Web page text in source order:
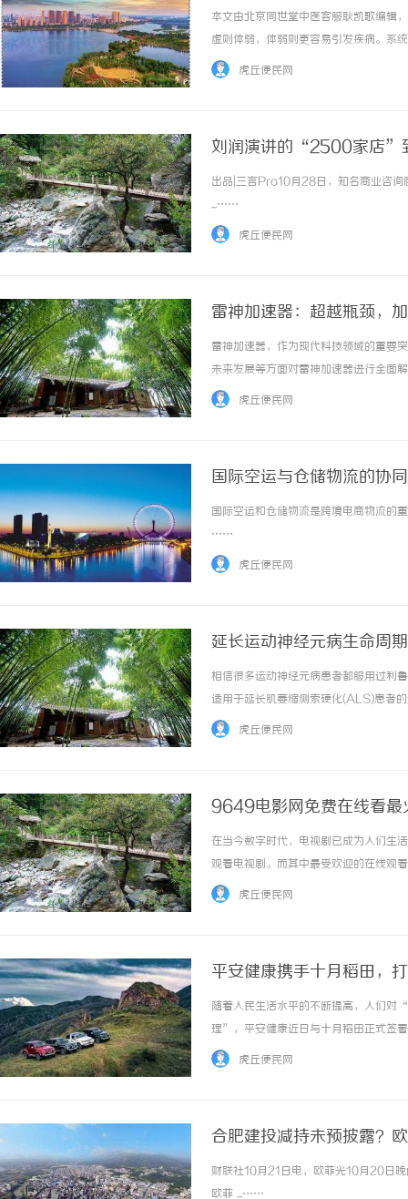
本文由北京同世堂中医客服耿凯歌编辑
虚则体弱，体弱则更容易引发疾病。系
肾是治疗系统性硬皮病的重要方法之一
虎丘便民网
刘润演讲的“2500家店”
出品|三言Pro10月28日，知名商业咨
...……
虎丘便民网
雷神加速器：超越瓶颈，
雷神加速器，作为现代科技领域的重要
未来发展等方面对雷神加速器进行全面
加和量子纠缠等特性，极大地提高了计
虎丘便民网
国际空运与仓储物流的协
国际空运和仓储物流是跨境电商物流的
……
虎丘便民网
延长运动神经元病生命周
相信很多运动神经元病患者都服用过利
适用于延长肌萎缩侧索硬化(ALS)患者
唑可延长ALS患者的存活期。存活的定
虎丘便民网
9649电影网免费在线看最
在当今数字时代，电视剧已成为人们生
观看电视剧。而其中最受欢迎的在线观
剧的平台。它集合了众多热门电视剧资
虎丘便民网
平安健康携手十月稻田，
随着人民生活水平的不断提高，人们
理”，平安健康近日与十月稻田正式签
营养管理，为广大用户提供更加安全有
虎丘便民网
合肥建投减持未预披露？
财联社10月21日电，欧菲光10月20日
欧菲 ...……